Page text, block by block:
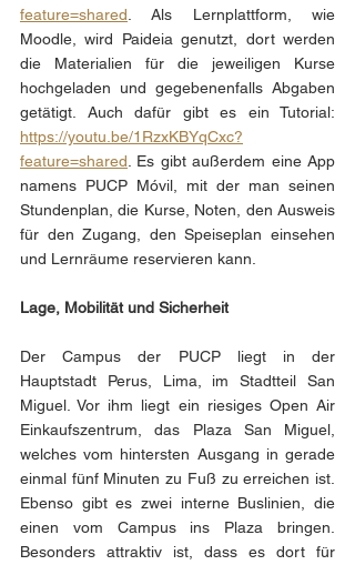
feature=shared . Als Lernplattform, wie
Moodle, wird Paideia genutzt, dort werden
die Materialien für die jeweiligen Kurse
hochgeladen und gegebenenfalls Abgaben
https://youtu.be/1RzxKBYqCxc?
feature=shared . Es gibt außerdem eine App
namens PUCP Móvil, mit der man seinen
Stundenplan, die Kurse, Noten, den Ausweis
für den Zugang, den Speiseplan einsehen
und Lernräume reservieren kann.
Lage, Mobilität und Sicherheit
Der Campus der PUCP liegt in der
Hauptstadt Perus, Lima, im Stadtteil San
Miguel. Vor ihm liegt ein riesiges Open Air
Einkaufszentrum, das Plaza San Miguel,
welches vom hintersten Ausgang in gerade
einmal fünf Minuten zu Fuß zu erreichen ist.
Ebenso gibt es zwei interne Buslinien, die
einen vom Campus ins Plaza bringen.
Besonders attraktiv ist, dass es dort für